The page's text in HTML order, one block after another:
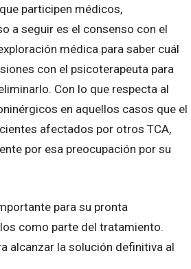
participen médicos,
a seguir es el consenso con el
médica para saber cuál
con el psicoterapeuta para
Con lo que respecta al
en aquellos casos que el
afectados por otros TCA,
por esa preocupación por su
para su pronta
como parte del tratamiento.
alcanzar la solución definitiva al